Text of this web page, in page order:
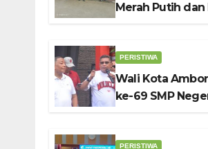
Merah Putih dan
PERISTIWA
Wali Kota
ke-69 SMP
PERISTIWA